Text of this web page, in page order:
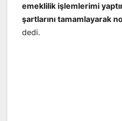
emeklilik işlemlerimi
şartlarını tamamlayarak
dedi.